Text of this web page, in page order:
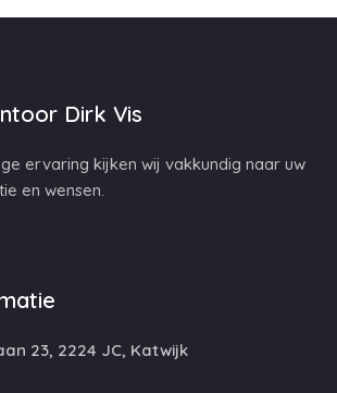
Dirk Vis
ervaring kijken wij vakkundig naar uw
en wensen.
23, 2224 JC, Katwijk